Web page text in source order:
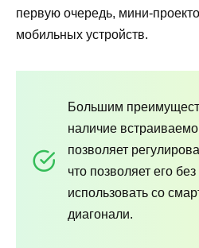
первую очередь, мини-
мобильных устройств.
Большим
наличие
позволяет
что позволяет его
использовать со
диагонали.